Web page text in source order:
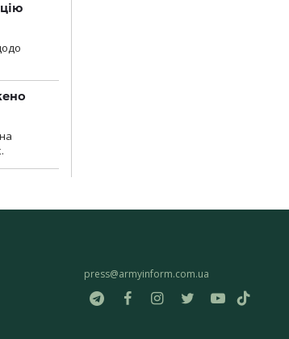
press@armyinform.com.ua